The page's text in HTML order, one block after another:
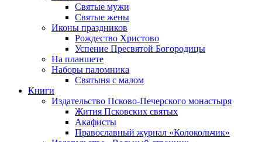
Святые мужи
Святые жены
Иконы праздников
Рождество Христово
Успение Пресвятой Богородицы
На планшете
Наборы паломника
Святыня с малом
Книги
Издательство Псково-Печерского монастыря
Жития Псковских святых
Акафисты
Православный журнал «Колокольчик»